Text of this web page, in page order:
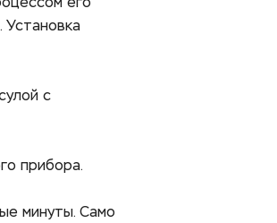
его
Установка
с
прибора.
минуты. Само